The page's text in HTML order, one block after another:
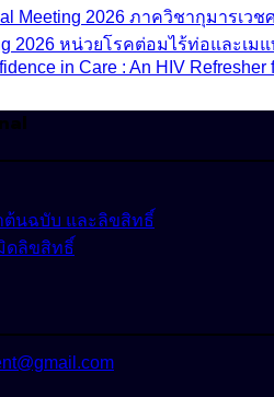
Meeting 2026 ภาควิชากุมารเ
2026 หน่วยโรคต่อมไร้ท่อและเ
in Care : An HIV Refresher
ต้นฉบับ และลิขสิทธิ์
ดลิขสิทธิ์